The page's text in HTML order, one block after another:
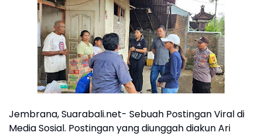
Jembrana, Suarabali.net- Sebuah Postingan Viral di
Media Sosial. Postingan yang diunggah diakun Ari